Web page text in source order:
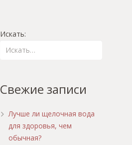
Искать:
Свежие записи
Лучше ли щелочная вода
для здоровья, чем
обычная?